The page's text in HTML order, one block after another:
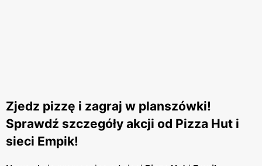
Zjedz pizzę i zagraj w planszówki!
Sprawdź szczegóły akcji od Pizza Hut i
sieci Empik!